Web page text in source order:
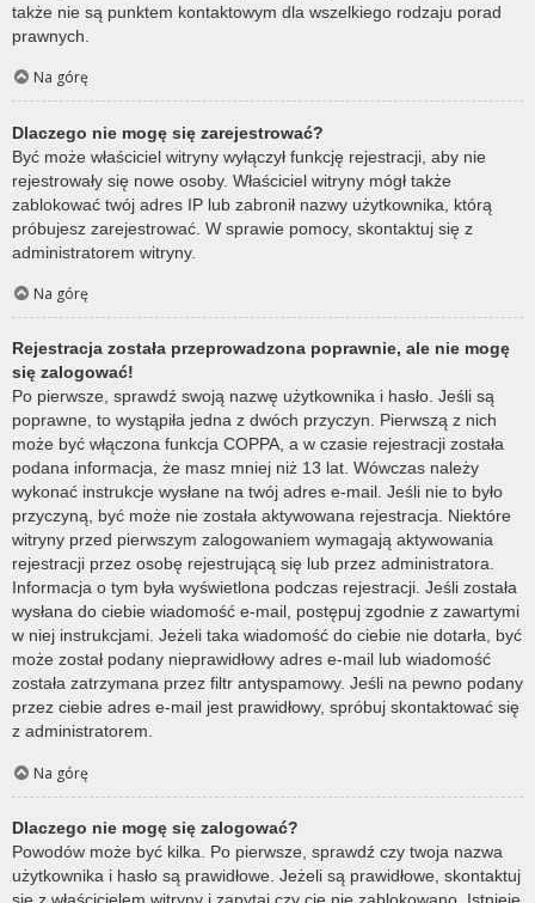
także nie są punktem kontaktowym dla wszelkiego rodzaju porad
prawnych.
Na górę
Dlaczego nie mogę się zarejestrować?
Być może właściciel witryny wyłączył funkcję rejestracji, aby nie
rejestrowały się nowe osoby. Właściciel witryny mógł także
zablokować twój adres IP lub zabronił nazwy użytkownika, którą
próbujesz zarejestrować. W sprawie pomocy, skontaktuj się z
administratorem witryny.
Na górę
Rejestracja została przeprowadzona poprawnie, ale nie mogę
się zalogować!
Po pierwsze, sprawdź swoją nazwę użytkownika i hasło. Jeśli są
poprawne, to wystąpiła jedna z dwóch przyczyn. Pierwszą z nich
może być włączona funkcja COPPA, a w czasie rejestracji została
podana informacja, że masz mniej niż 13 lat. Wówczas należy
wykonać instrukcje wysłane na twój adres e-mail. Jeśli nie to było
przyczyną, być może nie została aktywowana rejestracja. Niektóre
witryny przed pierwszym zalogowaniem wymagają aktywowania
rejestracji przez osobę rejestrującą się lub przez administratora.
Informacja o tym była wyświetlona podczas rejestracji. Jeśli została
wysłana do ciebie wiadomość e-mail, postępuj zgodnie z zawartymi
w niej instrukcjami. Jeżeli taka wiadomość do ciebie nie dotarła, być
może został podany nieprawidłowy adres e-mail lub wiadomość
została zatrzymana przez filtr antyspamowy. Jeśli na pewno podany
przez ciebie adres e-mail jest prawidłowy, spróbuj skontaktować się
z administratorem.
Na górę
Dlaczego nie mogę się zalogować?
Powodów może być kilka. Po pierwsze, sprawdź czy twoja nazwa
użytkownika i hasło są prawidłowe. Jeżeli są prawidłowe, skontaktuj